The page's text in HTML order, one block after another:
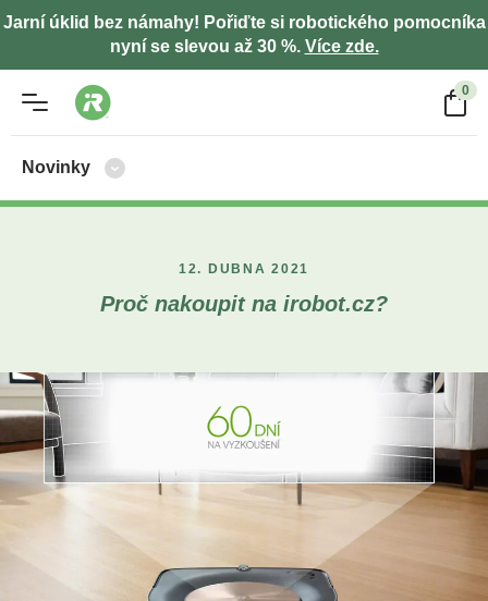
Jarní úklid bez námahy! Pořiďte si robotického pomocníka
nyní se slevou až 30 %. Více zde.
0
Novinky
12. DUBNA 2021
Proč nakoupit na irobot.cz?